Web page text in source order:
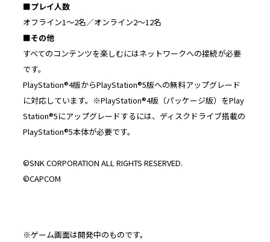
■プレイ人数
オフライン1～2名／オンライン2～12名
■その他
すべてのコンテンツを楽しむにはネットワークへの接続が必要
です。
PlayStation®4版からPlayStation®5版への無料アップグレード
に対応しています。※PlayStation®4版（パッケージ版）をPlay
Station®5にアップグレードするには、ディスクドライブ搭載の
PlayStation®5本体が必要です。
©SNK CORPORATION ALL RIGHTS RESERVED.
©CAPCOM
※ゲーム画面は開発中のものです。